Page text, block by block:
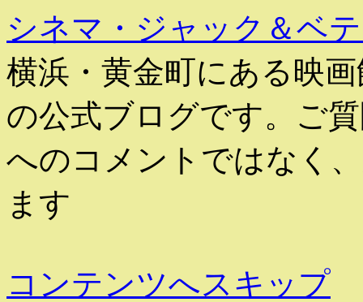
シネマ・ジャック＆ベ
横浜・黄金町にある映
の公式ブログです。ご
へのコメントではなく
ます
コンテンツへスキップ